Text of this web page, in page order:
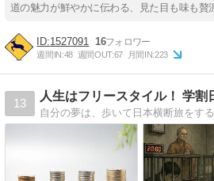
道の魅力が鮮やかに伝わる、見た目も味も贅
1527091 16
週間IN:48 週間OUT:67 月間IN:223
13
人生はフリースタイル！ 学割